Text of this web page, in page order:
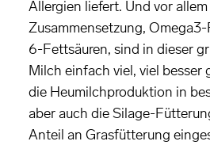
Allergien liefert. Und vor
Zusammensetzung,
6-Fettsäuren, sind in dieser
Milch einfach viel, viel besser
die Heumilchproduktion in
aber auch die Silage-
Anteil an Grasfütterung